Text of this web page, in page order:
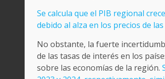
Se calcula que el PIB regional
debido al alza en los precios de
No obstante, la fuerte
de las tasas de interés en los
sobre las economías de la región.